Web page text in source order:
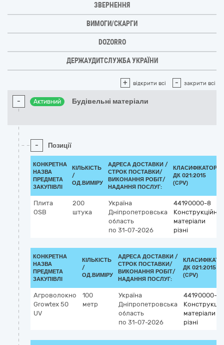
ЗВЕРНЕННЯ
ВИМОГИ/СКАРГИ
DOZORRO
ДЕРЖАУДИТСЛУЖБА УКРАЇНИ
+ відкрити всі - закрити всі
- Активний Будівельні матеріали
- Позиції
КОНКРЕТНА
НАЗВА
ПРЕДМЕТА
ЗАКУПІВЛІ
КІЛЬКІСТЬ
/
ОД.ВИМІРУ
АДРЕСА ДОСТАВКИ /
СТРОК ПОСТАВКИ/
ВИКОНАННЯ РОБІТ/
НАДАННЯ ПОСЛУГ:
КЛАСИФІКАТОР
ДК 021:2015
(CPV)
Плита
OSB
200
штука
Україна
Дніпропетровська
область
по 31-07-2026
44190000-8
Конструкційні
матеріали
різні
КОНКРЕТНА
НАЗВА
ПРЕДМЕТА
ЗАКУПІВЛІ
КІЛЬКІСТЬ
/
ОД.ВИМІРУ
АДРЕСА ДОСТАВКИ /
СТРОК ПОСТАВКИ/
ВИКОНАННЯ РОБІТ/
НАДАННЯ ПОСЛУГ:
ДК 021:2015
(CPV)
Агроволокно
Growtex 50
UV
100
метр
Україна
Дніпропетровська
область
по 31-07-2026
44190000-8
матеріали
різні